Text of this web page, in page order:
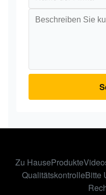
Zu HauseProdukte
QualitätskontrolleBitte